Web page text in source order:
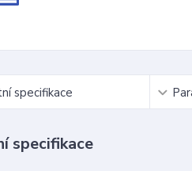
specifikace
specifikace